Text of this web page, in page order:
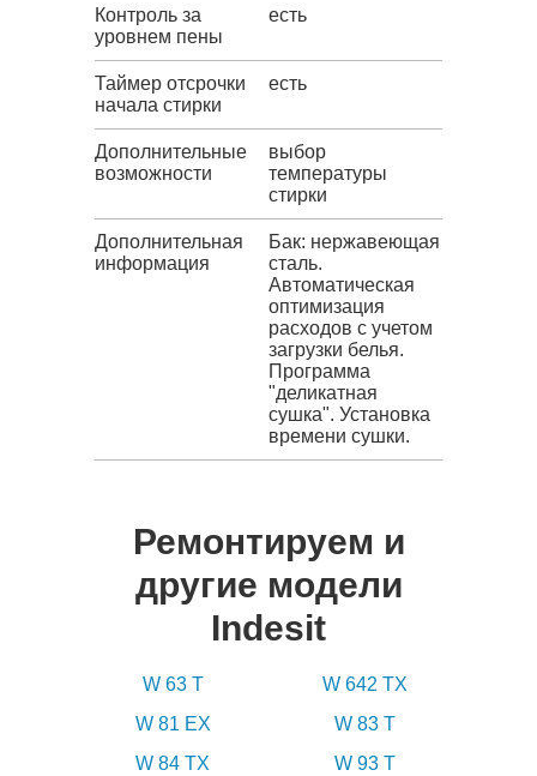
Контроль за
уровнем пены
есть
Таймер отсрочки
начала стирки
есть
Дополнительные
возможности
выбор
температуры
стирки
Дополнительная
информация
Бак: нержавеющая
сталь.
Автоматическая
оптимизация
расходов с учетом
загрузки белья.
Программа
"деликатная
сушка". Установка
времени сушки.
Ремонтируем и
другие модели
Indesit
W 63 T
W 642 TX
W 81 EX
W 83 T
W 84 TX
W 93 T